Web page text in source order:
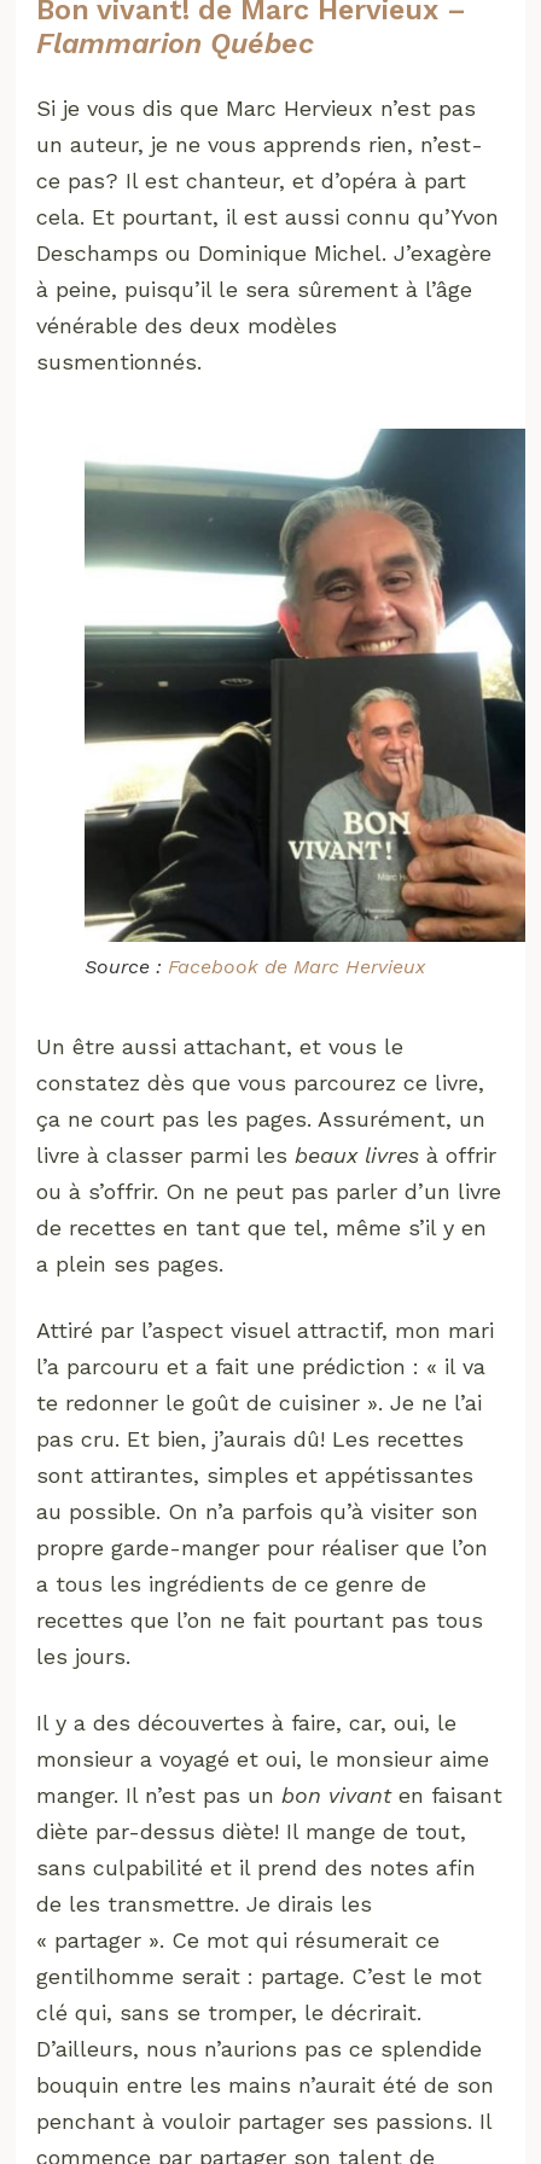
Bon vivant! de Marc Hervieux –
Flammarion Québec
Si je vous dis que Marc Hervieux n’est pas
un auteur, je ne vous apprends rien, n’est-
ce pas? Il est chanteur, et d’opéra à part
cela. Et pourtant, il est aussi connu qu’Yvon
Deschamps ou Dominique Michel. J’exagère
à peine, puisqu’il le sera sûrement à l’âge
vénérable des deux modèles
susmentionnés.
Source : Facebook de Marc Hervieux
Un être aussi attachant, et vous le
constatez dès que vous parcourez ce livre,
ça ne court pas les pages. Assurément, un
livre à classer parmi lesbeaux livres à offrir
ou à s’offrir. On ne peut pas parler d’un livre
de recettes en tant que tel, même s’il y en
a plein ses pages.
Attiré par l’aspect visuel attractif, mon mari
l’a parcouru et a fait une prédiction : « il va
te redonner le goût de cuisiner ». Je ne l’ai
pas cru. Et bien, j’aurais dû! Les recettes
sont attirantes, simples et appétissantes
au possible. On n’a parfois qu’à visiter son
propre garde-manger pour réaliser que l’on
a tous les ingrédients de ce genre de
recettes que l’on ne fait pourtant pas tous
les jours.
Il y a des découvertes à faire, car, oui, le
monsieur a voyagé et oui, le monsieur aime
manger. Il n’est pas unbon vivanten faisant
diète par-dessus diète! Il mange de tout,
sans culpabilité et il prend des notes afin
de les transmettre. Je dirais les
« partager ». Ce mot qui résumerait ce
gentilhomme serait : partage. C’est le mot
clé qui, sans se tromper, le décrirait.
D’ailleurs, nous n’aurions pas ce splendide
bouquin entre les mains n’aurait été de son
penchant à vouloir partager ses passions. Il
commence par partager son talent de